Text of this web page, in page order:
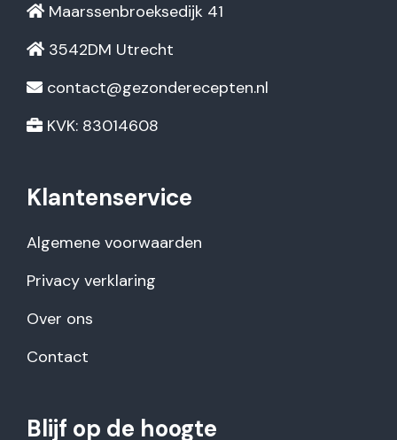
Maarssenbroeksedijk 41
3542DM Utrecht
contact@gezonderecepten.nl
KVK: 83014608
Klantenservice
Algemene voorwaarden
Privacy verklaring
Over ons
Contact
Blijf op de hoogte